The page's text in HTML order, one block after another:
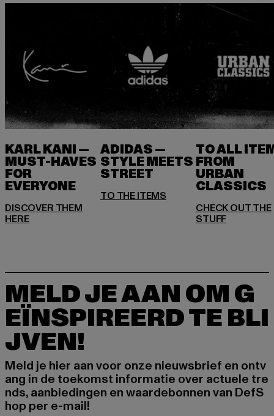
KARL KANI —
MUST-HAVES
FOR
EVERYONE
DISCOVER THEM
HERE
ADIDAS —
STYLE MEETS
STREET
TO ALL
FROM
URBAN
CHECK OUT THE
MELD JE AAN OM G
EÏNSPIREERD TE BLI
JVEN!
Meld je hier aan voor onze nieuwsbrief en ontv
ang in de toekomst informatie over actuele tre
nds, aanbiedingen en waardebonnen van DefS
hop per e-mail!